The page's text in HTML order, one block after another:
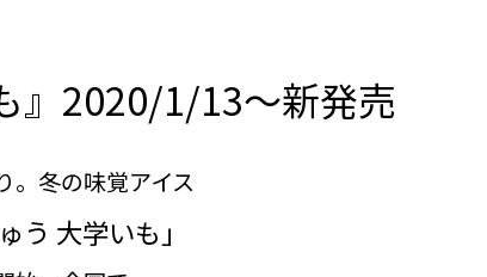
』2020/1/13～新発売
。冬の味覚アイス
う 大学いも」